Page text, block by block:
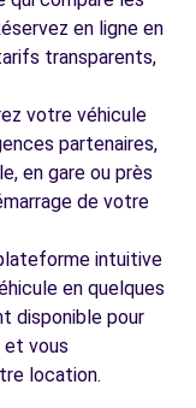
en ligne en
transparents,
votre véhicule
partenaires,
en gare ou près
de votre
intuitive
en quelques
disponible pour
et vous
location.